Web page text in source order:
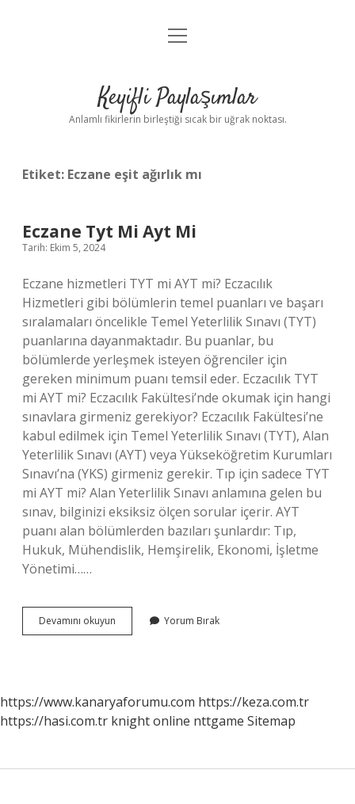
Anasayfa
Yasal Uyarı
menüyü
Keyifli Paylaşımlar
Anlamlı fikirlerin birleştiği sıcak bir uğrak noktası.
Etiket: Eczane eşit ağırlık mı
Eczane Tyt Mi Ayt Mi
Tarih: Ekim 5, 2024
Eczane hizmetleri TYT mi AYT mi? Eczacılık
Hizmetleri gibi bölümlerin temel puanları ve başarı
sıralamaları öncelikle Temel Yeterlilik Sınavı (TYT)
puanlarına dayanmaktadır. Bu puanlar, bu
bölümlerde yerleşmek isteyen öğrenciler için
gereken minimum puanı temsil eder. Eczacılık TYT
mi AYT mi? Eczacılık Fakültesi’nde okumak için hangi
sınavlara girmeniz gerekiyor? Eczacılık Fakültesi’ne
kabul edilmek için Temel Yeterlilik Sınavı (TYT), Alan
Yeterlilik Sınavı (AYT) veya Yükseköğretim Kurumları
Sınavı’na (YKS) girmeniz gerekir. Tıp için sadece TYT
mi AYT mi? Alan Yeterlilik Sınavı anlamına gelen bu
sınav, bilginizi eksiksiz ölçen sorular içerir. AYT
puanı alan bölümlerden bazıları şunlardır: Tıp,
Hukuk, Mühendislik, Hemşirelik, Ekonomi, İşletme
Yönetimi……
Devamını okuyun
Tyt
Yorum Bırak
https://www.kanaryaforumu.com https://keza.com.tr
https://hasi.com.tr knight online nttgame Sitemap